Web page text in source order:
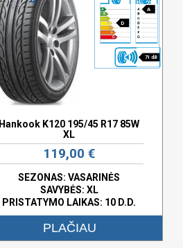
D
A
71 dB
Hankook K120 195/45 R17 85W
XL
119,00 €
SEZONAS: VASARINĖS
SAVYBĖS: XL
PRISTATYMO LAIKAS: 10 D.D.
PLAČIAU